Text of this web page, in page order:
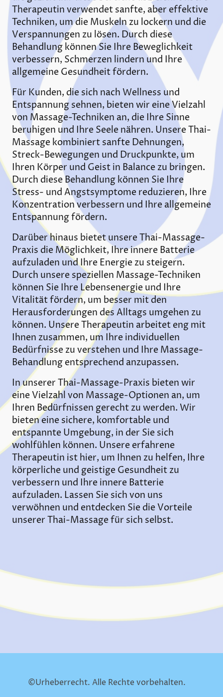
Therapeutin verwendet sanfte, aber effektive
Techniken, um die Muskeln zu lockern und die
Verspannungen zu lösen. Durch diese
Behandlung können Sie Ihre Beweglichkeit
verbessern, Schmerzen lindern und Ihre
allgemeine Gesundheit fördern.
Für Kunden, die sich nach Wellness und
Entspannung sehnen, bieten wir eine Vielzahl
von Massage-Techniken an, die Ihre Sinne
beruhigen und Ihre Seele nähren. Unsere Thai-
Massage kombiniert sanfte Dehnungen,
Streck-Bewegungen und Druckpunkte, um
Ihren Körper und Geist in Balance zu bringen.
Durch diese Behandlung können Sie Ihre
Stress- und Angstsymptome reduzieren, Ihre
Konzentration verbessern und Ihre allgemeine
Entspannung fördern.
Darüber hinaus bietet unsere Thai-Massage-
Praxis die Möglichkeit, Ihre innere Batterie
aufzuladen und Ihre Energie zu steigern.
Durch unsere speziellen Massage-Techniken
können Sie Ihre Lebensenergie und Ihre
Vitalität fördern, um besser mit den
Herausforderungen des Alltags umgehen zu
können. Unsere Therapeutin arbeitet eng mit
Ihnen zusammen, um Ihre individuellen
Bedürfnisse zu verstehen und Ihre Massage-
Behandlung entsprechend anzupassen.
In unserer Thai-Massage-Praxis bieten wir
eine Vielzahl von Massage-Optionen an, um
Ihren Bedürfnissen gerecht zu werden. Wir
bieten eine sichere, komfortable und
entspannte Umgebung, in der Sie sich
wohlfühlen können. Unsere erfahrene
Therapeutin ist hier, um Ihnen zu helfen, Ihre
körperliche und geistige Gesundheit zu
verbessern und Ihre innere Batterie
aufzuladen. Lassen Sie sich von uns
verwöhnen und entdecken Sie die Vorteile
unserer Thai-Massage für sich selbst.
©Urheberrecht. Alle Rechte vorbehalten.